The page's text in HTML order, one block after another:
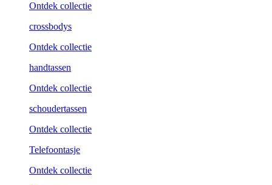
Ontdek collectie
crossbodys
Ontdek collectie
handtassen
Ontdek collectie
schoudertassen
Ontdek collectie
Telefoontasje
Ontdek collectie